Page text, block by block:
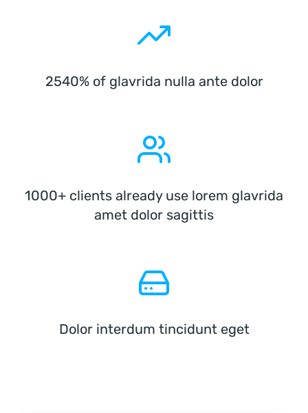
2540% of glavrida nulla ante dolor
1000+ clients already use lorem glavrida
amet dolor sagittis
Dolor interdum tincidunt eget